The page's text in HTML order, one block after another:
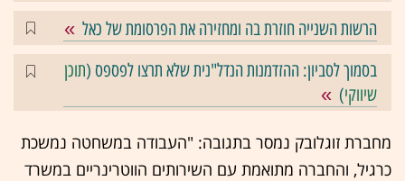
הרשות השנייה חוזרת בה ומחזירה את הפרסומת של כאל
בסמוך לסביון: ההזדמנות הנדל"נית שלא תרצו לפספס (תוכן
שיווקי)
מחברת זוגלובק נמסר בתגובה: "העבודה במשחטה נמשכת
כרגיל, והחברה מתואמת עם השירותים הווטרינריים במשרד